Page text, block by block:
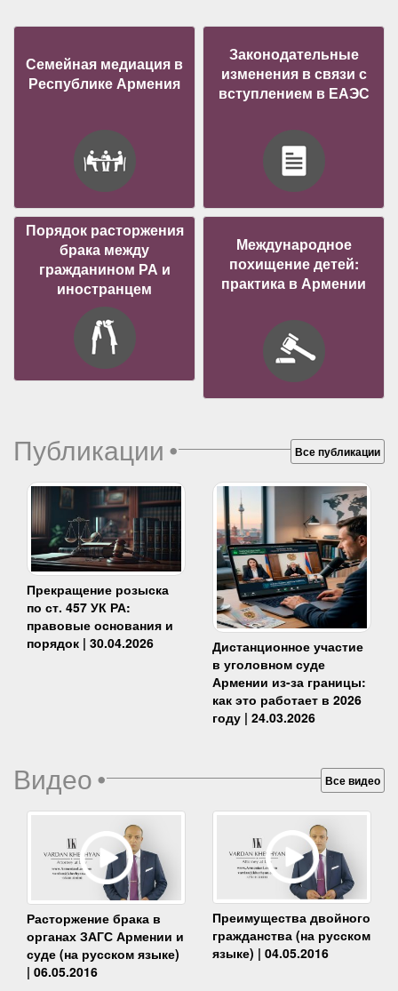
Семейная медиация в
Республике Армения
Законодательные
изменения в связи с
вступлением в ЕАЭС
Порядок расторжения
брака между
гражданином РА и
иностранцем
Международное
похищение детей:
практика в Армении
Публикации• Все публикации
Прекращение розыска
по ст. 457 УК РА:
правовые основания и
порядок | 30.04.2026
Дистанционное участие
в уголовном суде
Армении из-за границы:
как это работает в 2026
году | 24.03.2026
Видео• Все видео
Расторжение брака в
органах ЗАГС Армении и
суде (на русском языке)
| 06.05.2016
Преимущества двойного
гражданства (на русском
языке) | 04.05.2016